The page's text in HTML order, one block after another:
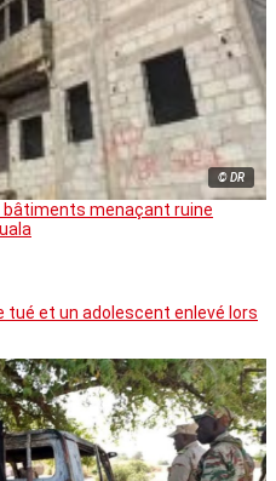
© DR
bâtiments menaçant ruine
tué et un adolescent enlevé lors